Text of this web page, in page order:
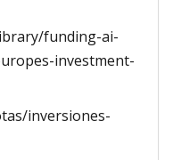
funding-ai-
investment-
inversiones-